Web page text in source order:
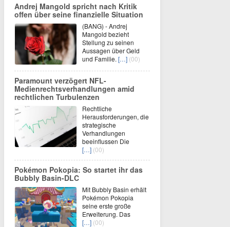
Andrej Mangold spricht nach Kritik
offen über seine finanzielle Situation
(BANG) - Andrej
Mangold bezieht
Stellung zu seinen
Aussagen über Geld
und Familie. […] (00)
Paramount verzögert NFL-
Medienrechtsverhandlungen amid
rechtlichen Turbulenzen
Rechtliche
Herausforderungen, die
strategische
Verhandlungen
beeinflussen Die
[…] (00)
Pokémon Pokopia: So startet ihr das
Bubbly Basin-DLC
Mit Bubbly Basin erhält
Pokémon Pokopia
seine erste große
Erweiterung. Das
[…] (00)